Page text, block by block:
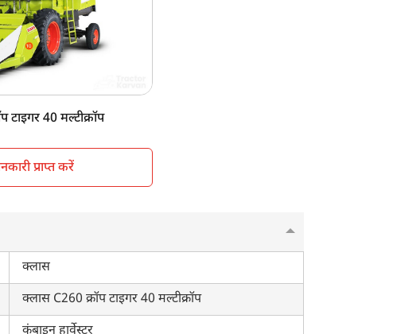
76 HP
Sunshade
4900 KG
टाइगर 40 मल्टीक्रॉप
प्राप्त करें
क्लास
क्लास C260 क्रॉप टाइगर 40 मल्टीक्रॉप